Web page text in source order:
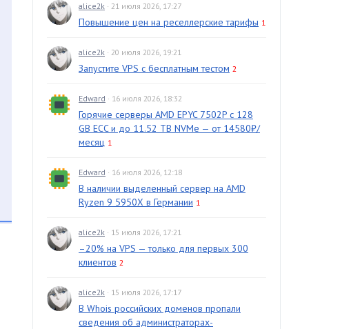
alice2k · 21 июля 2026, 17:27
Повышение цен на реселлерские тарифы 1
alice2k · 20 июля 2026, 19:21
Запустите VPS с бесплатным тестом 2
Edward · 16 июля 2026, 18:32
Горячие серверы AMD EPYC 7502P с 128
GB ECC и до 11.52 TB NVMe — от 14580₽/
месяц 1
Edward · 16 июля 2026, 12:18
В наличии выделенный сервер на AMD
Ryzen 9 5950X в Германии 1
alice2k · 15 июля 2026, 17:21
–20% на VPS — только для первых 300
клиентов 2
alice2k · 15 июля 2026, 17:17
В Whois российских доменов пропали
сведения об администраторах-